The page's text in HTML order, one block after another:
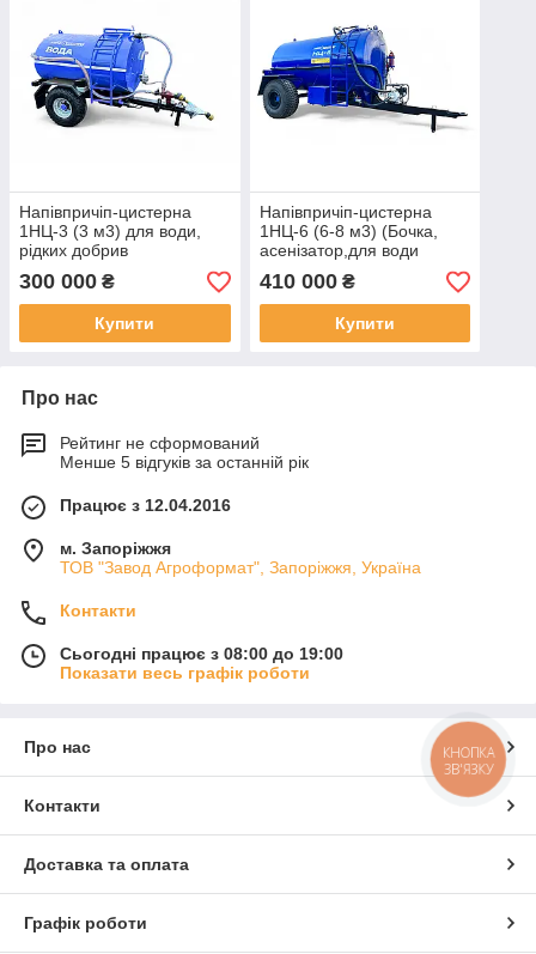
Напівпричіп-цистерна
1НЦ-3 (3 м3) для води,
рідких добрив
(Бочка,Резервуар,Асенізатор,
ВНЦ,МЖТ)
300 000 ₴
Купити
Напівпричіп-цистерна
1НЦ-6 (6-8 м3) (Бочка,
асенізатор,для води
,добрив ,МЖТ, ВНЦ для
трактора)
410 000₴
Купити
Про нас
Рейтинг не сформований
Менше 5 відгуків за останній рік
Працює з 12.04.2016
м. Запоріжжя
ТОВ "Завод Агроформат", Запоріжжя, Україна
Контакти
Сьогодні працює з 08:00 до 19:00
Показати весь графік роботи
Про нас
Контакти
Доставка та оплата
Графік роботи
КНОПКА
ЗВ'ЯЗКУ